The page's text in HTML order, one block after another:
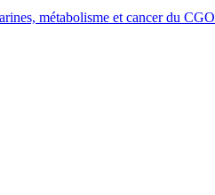
métabolisme et cancer du CGO